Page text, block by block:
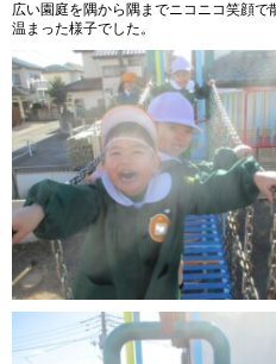
広い園庭を隅から隅までニコニコ笑顔
温まった様子でした。